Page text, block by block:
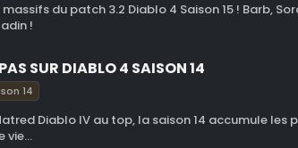
du patch 3.2 Diablo 4 Saison 15 ! Barb,
!
SUR DIABLO 4 SAISON 14
14
Diablo IV au top, la saison 14 accumule les
vie...